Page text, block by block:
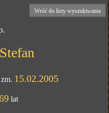
Wróć do listy wyszukiwania
15.02.2005
69 lat